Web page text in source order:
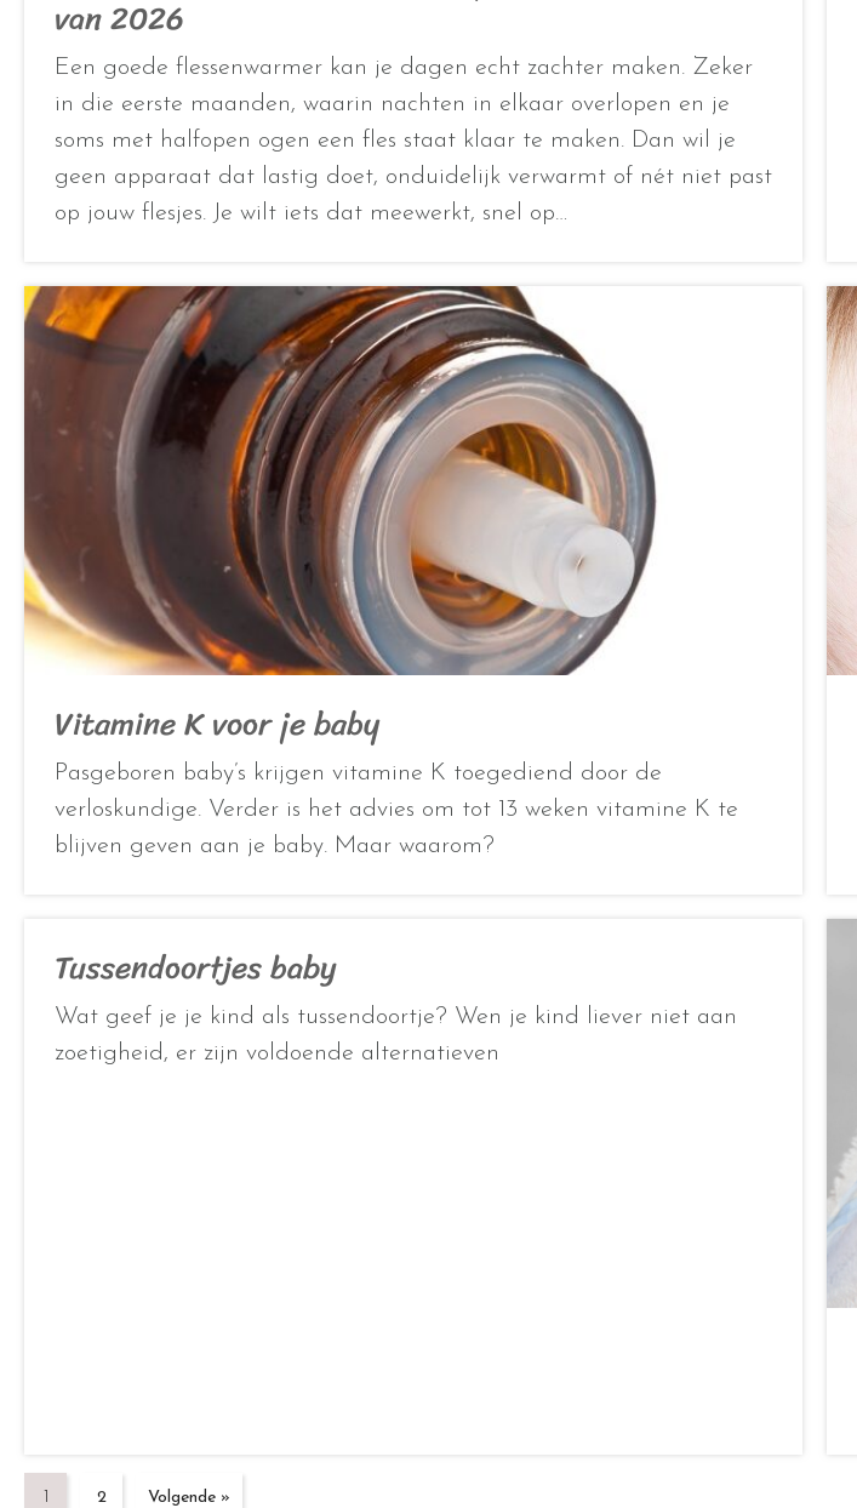
van 2026
Een goede flessenwarmer kan je dagen echt zachter maken. Zeker
in die eerste maanden, waarin nachten in elkaar overlopen en je
soms met halfopen ogen een fles staat klaar te maken. Dan wil je
geen apparaat dat lastig doet, onduidelijk verwarmt of nét niet past
op jouw flesjes. Je wilt iets dat meewerkt, snel op…
Vitamine K voor je baby
Pasgeboren baby’s krijgen vitamine K toegediend door de
verloskundige. Verder is het advies om tot 13 weken vitamine K te
blijven geven aan je baby. Maar waarom?
Tussendoortjes baby
Wat geef je je kind als tussendoortje? Wen je kind liever niet aan
zoetigheid, er zijn voldoende alternatieven
1 2 Volgende »